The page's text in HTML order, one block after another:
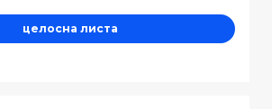
целосна листа